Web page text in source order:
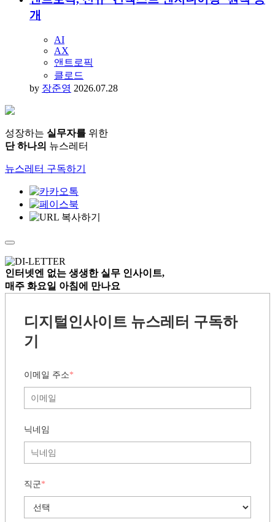
개
AI
AX
앤트로픽
클로드
by 장준영 2026.07.28
성장하는 실무자를 위한
단 하나의 뉴스레터
뉴스레터 구독하기
인터넷엔 없는 생생한 실무 인사이트,
매주 화요일 아침에 만나요
디지털인사이트 뉴스레터 구독하
기
이메일 주소*
닉네임
직군*